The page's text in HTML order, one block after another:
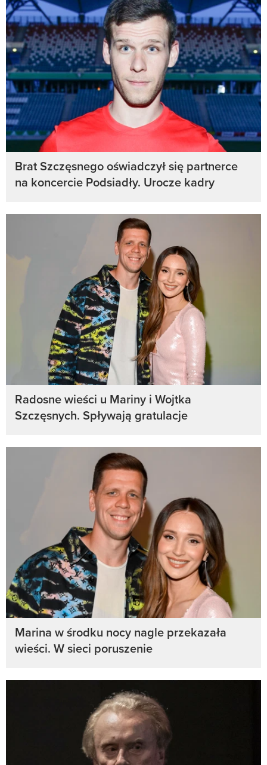
Brat Szczęsnego oświadczył się partnerce
na koncercie Podsiadły. Urocze kadry
Radosne wieści u Mariny i Wojtka
Szczęsnych. Spływają gratulacje
Marina w środku nocy nagle przekazała
wieści. W sieci poruszenie